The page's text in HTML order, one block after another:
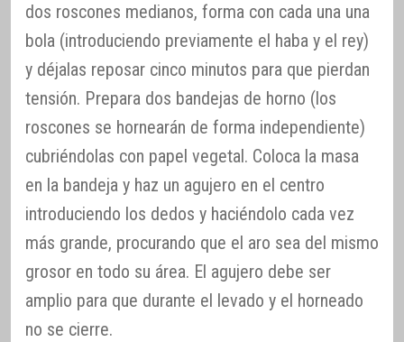
dos roscones medianos, forma con cada una una
bola (introduciendo previamente el haba y el rey)
y déjalas reposar cinco minutos para que pierdan
tensión. Prepara dos bandejas de horno (los
roscones se hornearán de forma independiente)
cubriéndolas con papel vegetal. Coloca la masa
en la bandeja y haz un agujero en el centro
introduciendo los dedos y haciéndolo cada vez
más grande, procurando que el aro sea del mismo
grosor en todo su área. El agujero debe ser
amplio para que durante el levado y el horneado
no se cierre.